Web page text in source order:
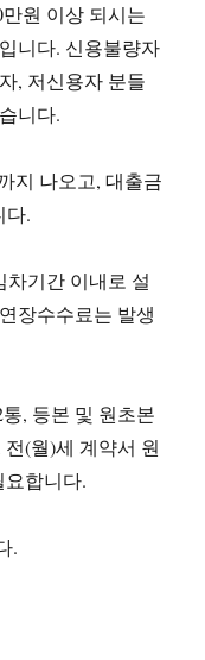
원 이상 되시는
니다. 신용불량자
, 저신용자 분들
니다.
지 나오고, 대출금
다.
기간 이내로 설
장수수료는 발생
, 등본 및 원초본
(월)세 계약서 원
요합니다.
.